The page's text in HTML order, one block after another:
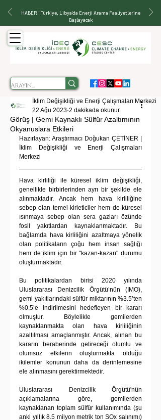
HABER | Türkiye, Libya'da Enerji Arama Faaliyetlerine
Başlayacak
Görüş | Gemi Kaynaklı Sülfür Azaltımının
Okyanuslara Etkileri
İklim Değişikliği ve Enerji Çalışmaları Merkezi
22 Ağu 2023 2 dakikada okunur
Hazırlayan: Araştırmacı Doğukan ÇETİNER |
İklim Değişikliği ve Enerji Çalışmaları
Merkezi
Hava kirliliği ile küresel iklim değişikliği,
genellikle birbirlerinden ayrı bir şekilde ele
alınmaktadır. Ancak hem hava kirliliğine
sebep olan temel kirleticiler hem de küresel
ısınmaya sebep olan sera gazları özünde
fosil yakıtlardan kaynaklanmaktadır. Bu
bağlamda hava kirliliğini azaltmaya yönelik
olan politikaların çoğu hem insan sağlığı
hem de iklim için bir "kazan-kazan" durumu
oluşturmaktadır.
Bu politikalardan birisi 2020 yılında
Uluslararası Denizcilik Örgütü’nün (IMO),
gemi yakıtlarındaki sülfür miktarının %3.5’ten
%0.5’e indirilmesini hedefleyen bir kararı
olmuştur. Böylelikle gemilerden
kaynaklanmakta olan hava kirliliğinin
azaltılması amaçlanmıştır. Ancak, alınan bu
kararın beraberinde getireceği olumlu ve
olumsuz etkilerin oluşturmakta olduğu
ikilemler konunun daha da derinlemesine
ele alınmasını gerektirmektedir.
Uluslararası Denizcilik Örgütü'nün
açıklamalarına göre, gemilerden
kaynaklanan toplam sülfür kullanımında (şu
anki yıllık 8.5 milyon metrik ton SOx salınımı)